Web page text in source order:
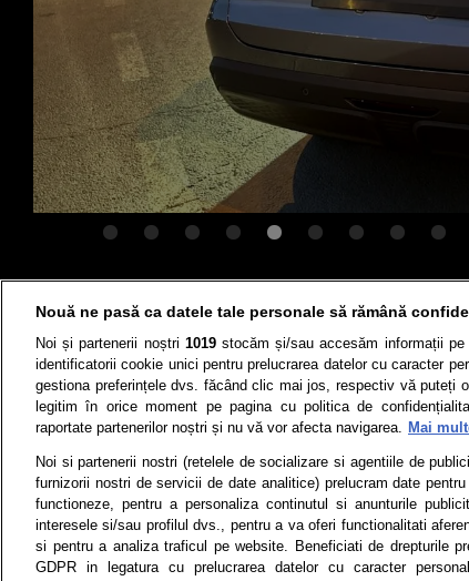
Știri Test
Termeni si conditii
Toate drepturile rezervate |
monitorizare)
© 2026 - ARC MEDIA
Nouă ne pasă ca datele tale personale să rămână
Noi și partenerii noștri 1019stocăm și/sau accesăm informații pe
identificatorii cookie unici pentru prelucrarea datelor cu caracter
gestiona preferințele dvs. făcând clic mai jos, respectiv vă puteți
legitim în orice moment pe pagina cu politica de
raportate partenerilor noștri și nu vă vor afecta navigarea. Mai
Noi si partenerii nostri (retelele de socializare si agentiile de
furnizorii nostri de servicii de date analitice) prelucram date
functioneze, pentru a personaliza continutul si anunturile
interesele si/sau profilul dvs., pentru a va oferi functionalitati
si pentru a analiza traficul pe website. Beneficiati de drepturile
GDPR in legatura cu prelucrarea datelor cu caracter